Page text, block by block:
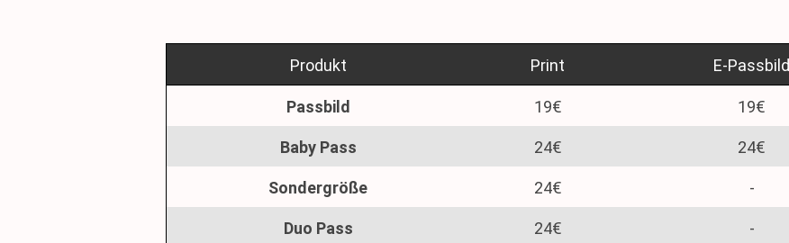
Produkt Print E-Passbild
Passbild 19€ 19€
Baby Pass 24€ 24€
Sondergröße 24€ -
Duo Pass 24€ -